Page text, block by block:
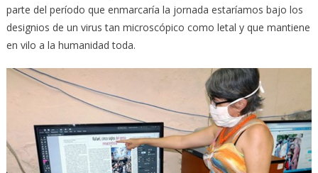
parte del período que enmarcaría la jornada estaríamos bajo los
designios de un virus tan microscópico como letal y que mantiene
en vilo a la humanidad toda.